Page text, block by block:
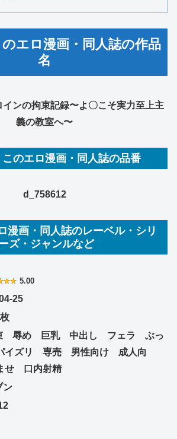
エロ漫画・同人誌の作品
名
ンの拘束記録〜よ〇こそ実力至上主
義の教室へ〜
のエロ漫画・同人誌の品番
d_758612
漫画・同人誌のレーベル・シリ
ズ・ジャンルなど
5.00
25
束 辱め 巨乳 中出し フェラ ぶっ
ズリ 専売 男性向け 成人向
せ 口内射精
ン